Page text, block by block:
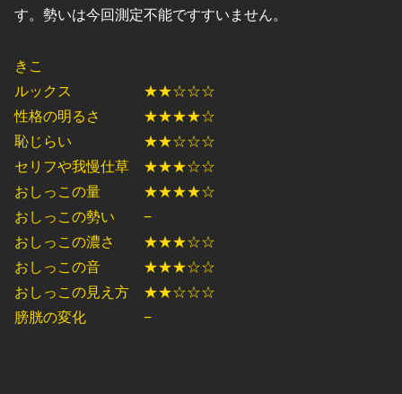
す。勢いは今回測定不能ですすいません。
きこ
ルックス ★★☆☆☆
性格の明るさ ★★★★☆
恥じらい ★★☆☆☆
セリフや我慢仕草 ★★★☆☆
おしっこの量 ★★★★☆
おしっこの勢い −
おしっこの濃さ ★★★☆☆
おしっこの音 ★★★☆☆
おしっこの見え方 ★★☆☆☆
膀胱の変化 −